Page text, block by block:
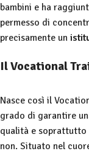
bambini e ha
permesso di
precisamente un
Il Vocational
Nasce così il
grado di garantire
qualità e soprattutto
non. Situato nel